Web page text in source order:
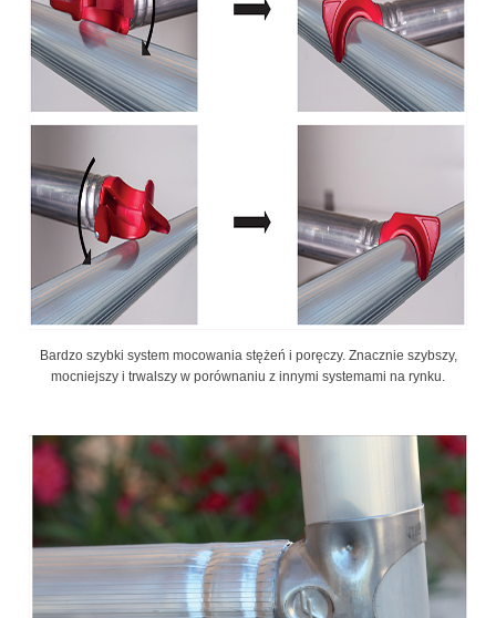
Bardzo szybki system mocowania stężeń i poręczy. Znacznie szybszy,
mocniejszy i trwalszy w porównaniu z innymi systemami na rynku.